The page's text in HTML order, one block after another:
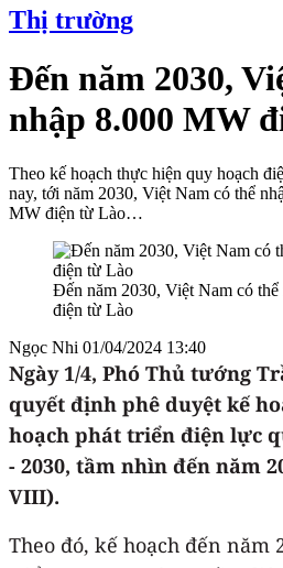
Thị trường
Đến năm 2030,
nhập 8.000 MW
Theo kế hoạch thực hiện quy hoạch
nay, tới năm 2030, Việt Nam có thể
MW điện từ Lào…
Đến năm 2030, Việt Nam có
điện từ Lào
Ngọc Nhi 01/04/2024 13:40
Ngày 1/4, Phó Thủ tướng
quyết định phê duyệt kế
hoạch phát triển điện lực
- 2030, tầm nhìn đến năm
VIII).
Theo đó, kế hoạch đến năm